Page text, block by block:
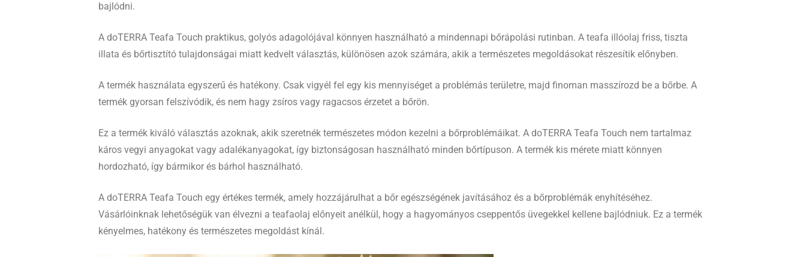
bajlódni.
A doTERRA Teafa Touch praktikus, golyós adagolójával könnyen használható a mindennapi bőrápolási rutinban. A teafa illóolaj friss, tiszta
illata és bőrtisztító tulajdonságai miatt kedvelt választás, különösen azok számára, akik a természetes megoldásokat részesítik előnyben.
A termék használata egyszerű és hatékony. Csak vigyél fel egy kis mennyiséget a problémás területre, majd finoman masszírozd be a bőrbe. A
termék gyorsan felszívódik, és nem hagy zsíros vagy ragacsos érzetet a bőrön.
Ez a termék kiváló választás azoknak, akik szeretnék természetes módon kezelni a bőrproblémáikat. A doTERRA Teafa Touch nem tartalmaz
káros vegyi anyagokat vagy adalékanyagokat, így biztonságosan használható minden bőrtípuson. A termék kis mérete miatt könnyen
hordozható, így bármikor és bárhol használható.
A doTERRA Teafa Touch egy értékes termék, amely hozzájárulhat a bőr egészségének javításához és a bőrproblémák enyhítéséhez.
Vásárlóinknak lehetőségük van élvezni a teafaolaj előnyeit anélkül, hogy a hagyományos cseppentős üvegekkel kellene bajlódniuk. Ez a termék
kényelmes, hatékony és természetes megoldást kínál.